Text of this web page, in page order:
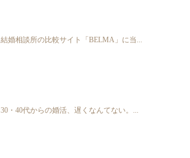
結婚相談所の比較サイト「BELMA」に当...
30・40代からの婚活、遅くなんてない。...